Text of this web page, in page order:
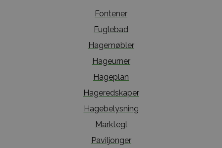
Fontener
Fuglebad
Hagemøbler
Hageurner
Hageplan
Hageredskaper
Hagebelysning
Marktegl
Paviljonger